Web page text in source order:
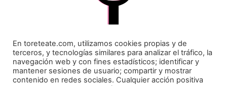
Toreteate Ⓒ 2023. Todos los derechos reservados
En toreteate.com, utilizamos cookies propias y de
terceros, y tecnologías similares para analizar el tráfico, la
navegación web y con fines estadísticos; identificar y
mantener sesiones de usuario; compartir y mostrar
contenido en redes sociales. Cualquier acción positiva